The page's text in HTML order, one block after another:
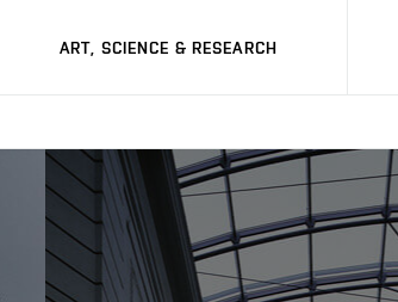
ART, SCIENCE & RESEARCH